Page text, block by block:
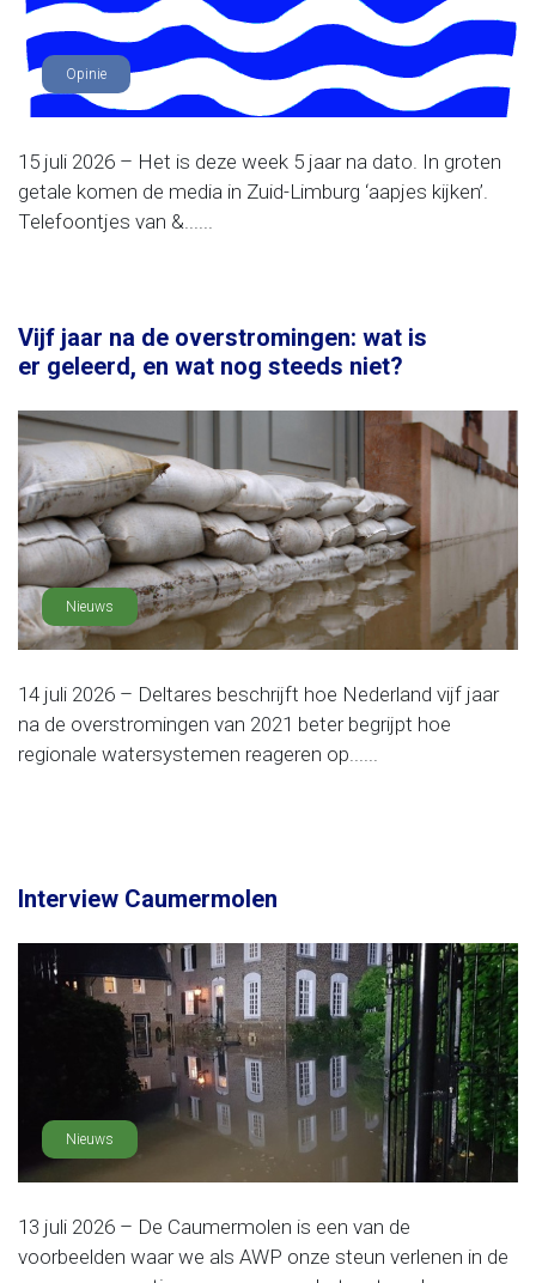
Opinie
15 juli 2026 – Het is deze week 5 jaar na dato. In groten
getale komen de media in Zuid-Limburg ‘aapjes kijken’.
Telefoontjes van &......
Vijf jaar na de overstromingen: wat is
er geleerd, en wat nog steeds niet?
Nieuws
14 juli 2026 – Deltares beschrijft hoe Nederland vijf jaar
na de overstromingen van 2021 beter begrijpt hoe
regionale watersystemen reageren op......
Interview Caumermolen
Nieuws
13 juli 2026 – De Caumermolen is een van de
voorbeelden waar we als AWP onze steun verlenen in de